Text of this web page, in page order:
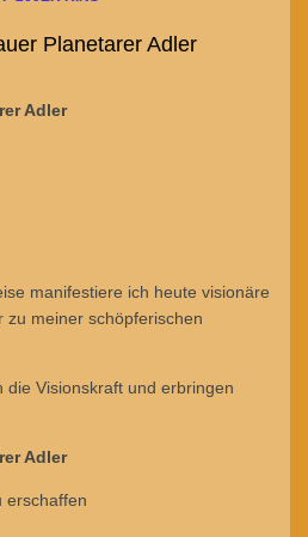
Planetarer Adler
Adler
manifestiere ich heute visionäre
zu meiner schöpferischen
Visionskraft und erbringen
Adler
erschaffen